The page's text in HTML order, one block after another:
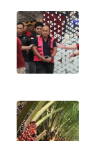
News
Regional
WN
WN
JAKARTA